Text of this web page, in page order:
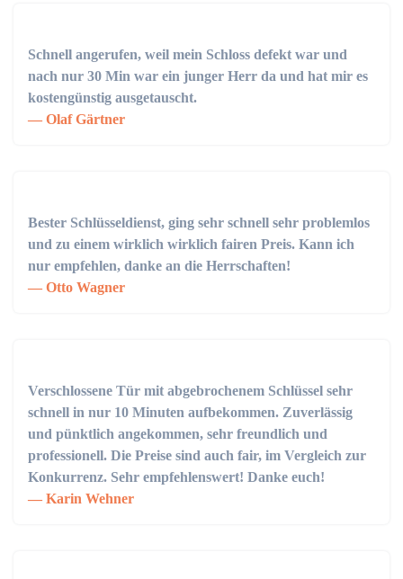
Schnell angerufen, weil mein Schloss defekt war und
nach nur 30 Min war ein junger Herr da und hat mir es
kostengünstig ausgetauscht.
Olaf Gärtner
Bester Schlüsseldienst, ging sehr schnell sehr problemlos
und zu einem wirklich wirklich fairen Preis. Kann ich
nur empfehlen, danke an die Herrschaften!
Otto Wagner
Verschlossene Tür mit abgebrochenem Schlüssel sehr
schnell in nur 10 Minuten aufbekommen. Zuverlässig
und pünktlich angekommen, sehr freundlich und
professionell. Die Preise sind auch fair, im Vergleich zur
Konkurrenz. Sehr empfehlenswert! Danke euch!
Karin Wehner